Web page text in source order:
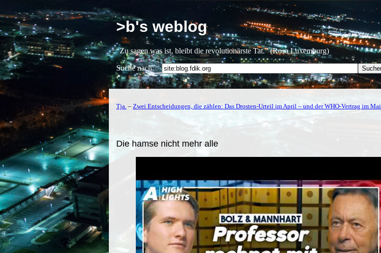
>b's weblog
“Zu sagen was ist, bleibt die revolutionärste Tat.” (Rosa Luxemburg)
Suche nach:
Tja. – Zwei Entscheidungen, die zählen: Das Drosten-Urteil im April – und der WHO-Vertrag im Mai
Die hamse nicht mehr alle